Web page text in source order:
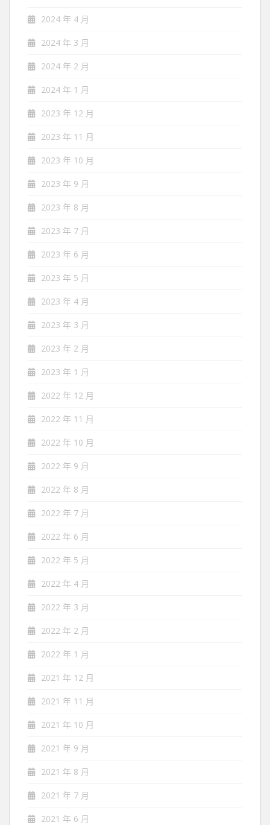
2024 年 4 月
2024 年 3 月
2024 年 2 月
2024 年 1 月
2023 年 12 月
2023 年 11 月
2023 年 10 月
2023 年 9 月
2023 年 8 月
2023 年 7 月
2023 年 6 月
2023 年 5 月
2023 年 4 月
2023 年 3 月
2023 年 2 月
2023 年 1 月
2022 年 12 月
2022 年 11 月
2022 年 10 月
2022 年 9 月
2022 年 8 月
2022 年 7 月
2022 年 6 月
2022 年 5 月
2022 年 4 月
2022 年 3 月
2022 年 2 月
2022 年 1 月
2021 年 12 月
2021 年 11 月
2021 年 10 月
2021 年 9 月
2021 年 8 月
2021 年 7 月
2021 年 6 月